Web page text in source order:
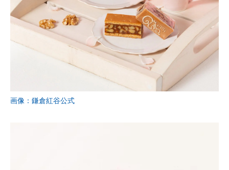
建設×テクノロジーの最前線
ちょっと気になるネットの話題
画像：鎌倉紅谷公式